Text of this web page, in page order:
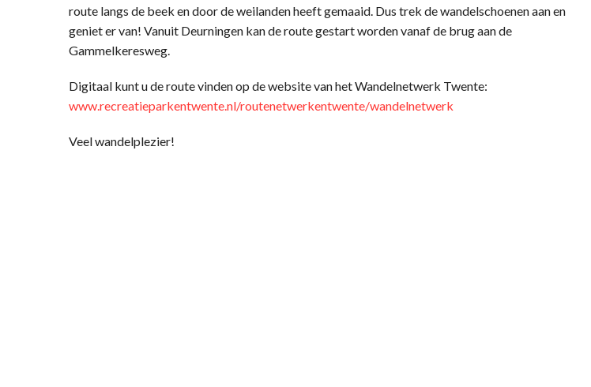
route langs de beek en door de weilanden heeft gemaaid. Dus trek de wandelschoenen aan en
geniet er van! Vanuit Deurningen kan de route gestart worden vanaf de brug aan de
Gammelkeresweg.
Digitaal kunt u de route vinden op de website van het Wandelnetwerk Twente:
www.recreatieparkentwente.nl/routenetwerkentwente/wandelnetwerk
Veel wandelplezier!